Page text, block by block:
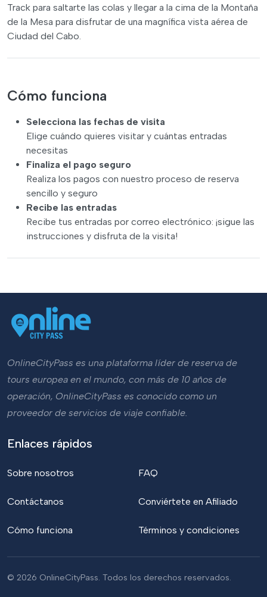
Track para saltarte las colas y llegar a la cima de la Montaña
de la Mesa para disfrutar de una magnífica vista aérea de
Ciudad del Cabo.
Cómo funciona
Selecciona las fechas de visita
Elige cuándo quieres visitar y cuántas entradas
necesitas
Finaliza el pago seguro
Realiza los pagos con nuestro proceso de reserva
sencillo y seguro
Recibe las entradas
Recibe tus entradas por correo electrónico: ¡sigue las
instrucciones y disfruta de la visita!
OnlineCityPass es una plataforma líder de reserva de
tours europea en el mundo, con más de 10 años de
operación, OnlineCityPass es conocido como un
proveedor de servicios de viaje confiable.
Enlaces rápidos
Sobre nosotros
Contáctanos
Cómo funciona
FAQ
Conviértete en Afiliado
Términos y condiciones
© 2026 OnlineCityPass. Todos los derechos reservados.